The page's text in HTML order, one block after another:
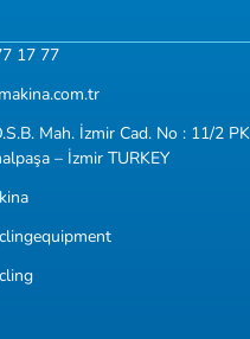
17 77
Mah. İzmir Cad. No : 11/2
– İzmir TURKEY